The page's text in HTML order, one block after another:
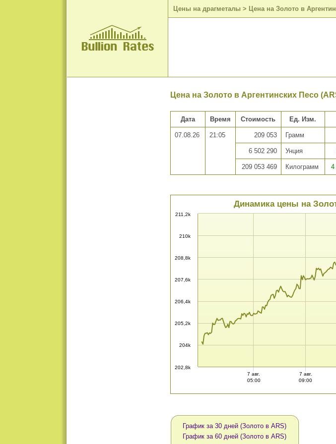
Цены на драгметалы > Цена на Золото в
Цена на Золото в Аргентинских Песо
Дата Время Стоимость Ед. Изм.
07.08.26 21:05 209 053 Грамм
6 502 290 Унция
209 053 469 Килограмм 4
Динамика цены на
202,8k
204k
205,2k
206,4k
207,6k
208,8k
210k
211,2k
7 авг.
05:00
7 авг.
09:00
График за 30 дней (Золото в ARS)
График за 60 дней (Золото в ARS)